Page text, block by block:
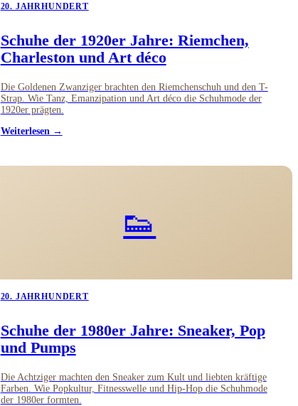
20. JAHRHUNDERT
Schuhe der 1920er Jahre: Riemchen,
Charleston und Art déco
Die Goldenen Zwanziger brachten den Riemchenschuh und den T-
Strap. Wie Tanz, Emanzipation und Art déco die Schuhmode der
1920er prägten.
Weiterlesen →
👟
20. JAHRHUNDERT
Schuhe der 1980er Jahre: Sneaker, Pop
und Pumps
Die Achtziger machten den Sneaker zum Kult und liebten kräftige
Farben. Wie Popkultur, Fitnesswelle und Hip-Hop die Schuhmode
der 1980er formten.